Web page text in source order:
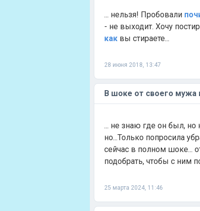
... нельзя! Пробовали
- не выходит. Хочу
как вы стираете...
28 июня 2018, 13:47
В шоке от своего мужа
... не знаю где он был, но
но...Только попросила
сейчас в полном шоке...
подобрать, чтобы с ним
25 марта 2024, 11:46